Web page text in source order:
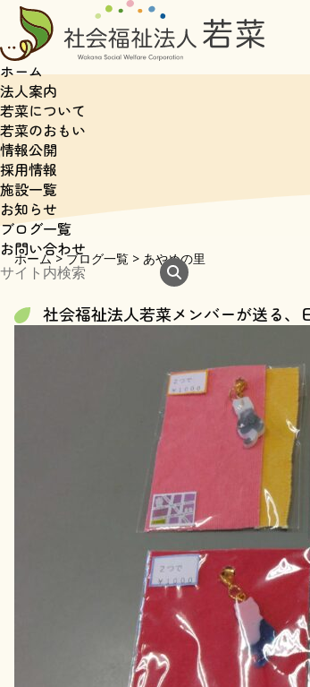
ホーム
法人案内
若菜について
若菜のおもい
情報公開
採用情報
施設一覧
お知らせ
ブログ一覧
お問い合わせ
ホーム>ブログ一覧 > あやめの里
社会福祉法人若菜メンバーが送る、